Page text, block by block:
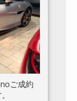
ご成約